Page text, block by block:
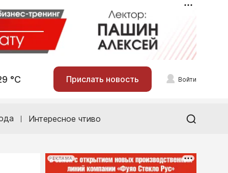
°С Прислать новость Войти
Интересное чтиво
РЕКЛАМА